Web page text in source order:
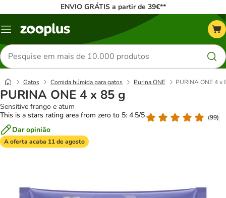
ENVIO GRÁTIS a partir de 39€**
Menu
Pesquisar
produtos
Gatos Comida húmida para gatos Purina ONE PURINA ONE 4 x
PURINA ONE 4 x 85 g
Sensitive frango e atum
This is a stars rating area from zero to 5: 4.5/5
(99)
Dar opinião
A oferta acaba 11 de agosto